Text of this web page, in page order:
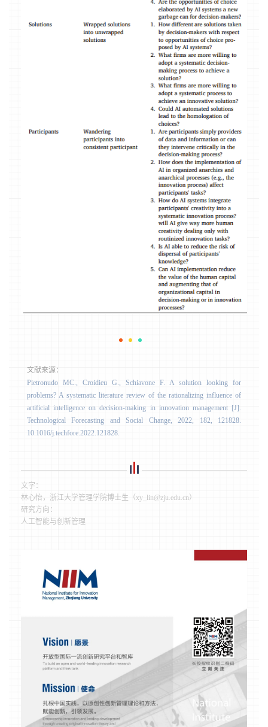
文献来源：
Pietronudo MC., Croidieu G., Schiavone F. A solution looking for
problems? A systematic literature review of the rationalizing influence of
artificial intelligence on decision-making in innovation management [J].
Technological Forecasting and Social Change, 2022, 182, 121828.
10.1016/j.techfore.2022.121828.
文字：
林心怡，浙江大学管理学院博士生（xy_lin@zju.edu.cn）
研究方向：
人工智能与创新管理